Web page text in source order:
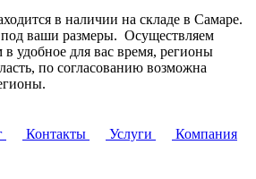
в наличии на складе в Самаре.
под ваши размеры. Осуществляем
в удобное для вас время, регионы
по согласованию возможна
Контакты Услуги
Компания